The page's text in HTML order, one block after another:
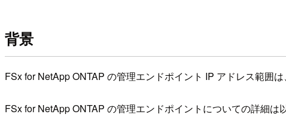
背景
FSx for NetApp ONTAP の管理エンドポイント IP アドレス範囲
FSx for NetApp ONTAP の管理エンドポイントについての詳細は